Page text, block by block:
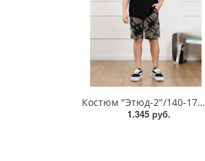
Костюм "Этюд-2"/140-170/КМ-214
1.345 руб.